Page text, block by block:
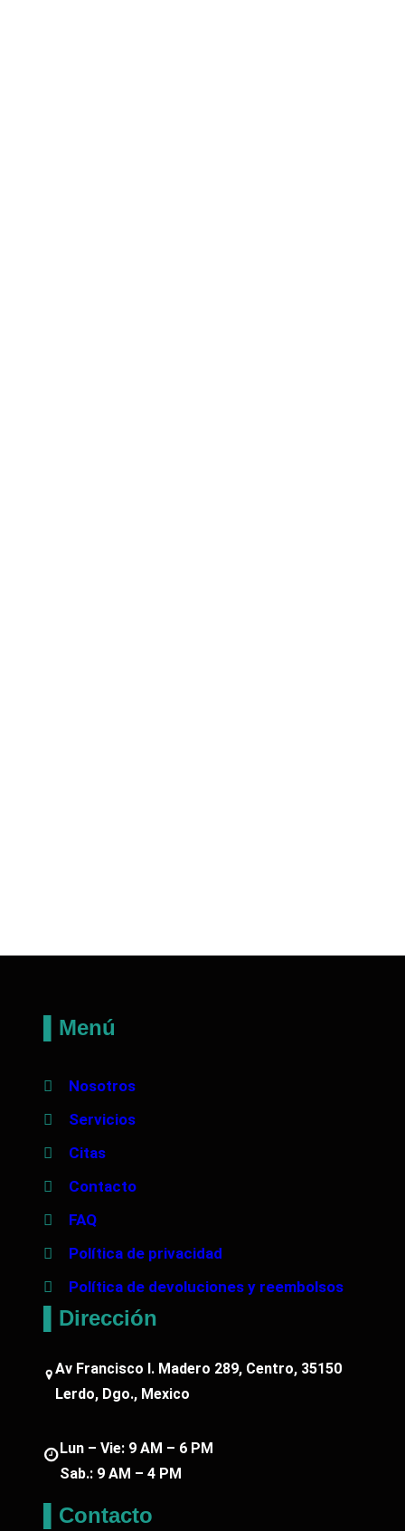
▌Menú
Nosotros
Servicios
Citas
Contacto
FAQ
Política de privacidad
Política de devoluciones y reembolsos
▌Dirección
Av Francisco I. Madero 289, Centro, 35150
Lerdo, Dgo., Mexico
Lun – Vie: 9 AM – 6 PM
Sab.: 9 AM – 4 PM
▌Contacto